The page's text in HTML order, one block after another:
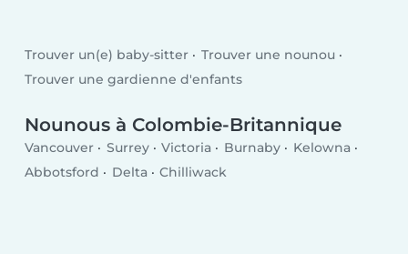
Trouver un(e) baby-sitter
Trouver une nounou
Trouver une gardienne d'enfants
Nounous à Colombie-Britannique
Vancouver Surrey Victoria Burnaby
Kelowna
Abbotsford
Delta Chilliwack